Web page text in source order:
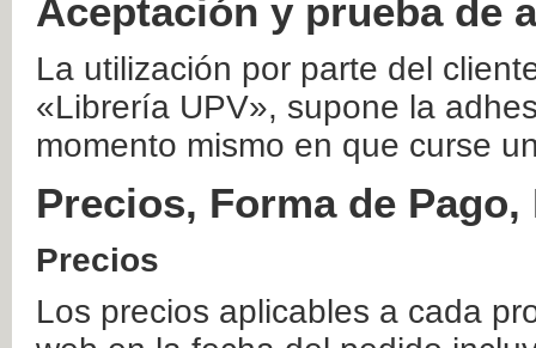
Aceptación y prueba de
La utilización por parte del
«Librería UPV», supone la
momento mismo en que curse
Precios, Forma de
Precios
Los precios aplicables a cada